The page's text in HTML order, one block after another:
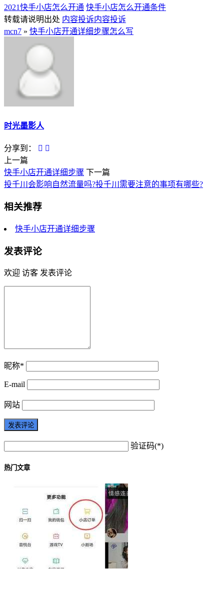
2021快手小店怎么开通 快手小店怎么开通条件
转载请说明出处 内容投诉内容投诉
mcn7 » 快手小店开通详细步骤怎么写
时光墨影人
分享到：
上一篇
快手小店开通详细步骤 下一篇
投千川会影响自然流量吗?投千川需要注意的事项有哪些?
相关推荐
快手小店开通详细步骤
发表评论
欢迎 访客 发表评论
昵称*
E-mail
网站
验证码(*)
热门文章